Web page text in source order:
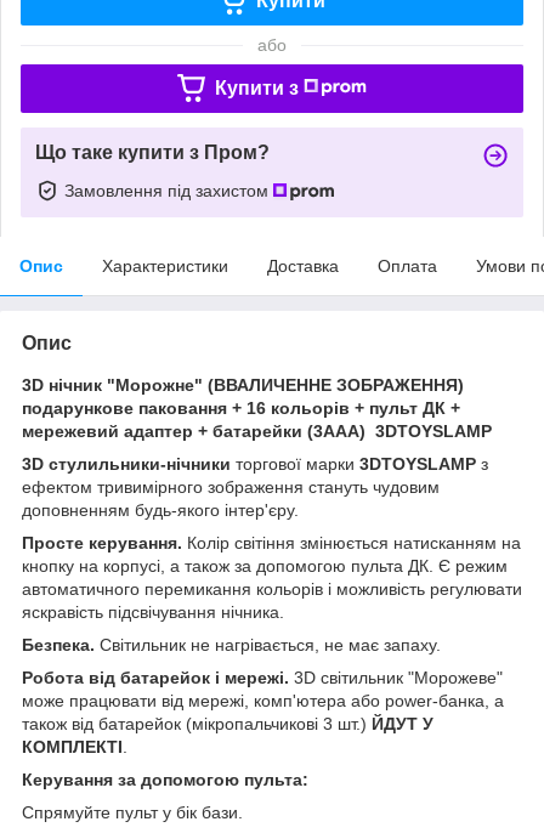
або
Купити з
Що таке купити з Пром?
Замовлення під захистом
Опис Характеристики Доставка Оплата Умови
Опис
3D нічник "Морожне" (ВВАЛИЧЕННЕ ЗОБРАЖЕННЯ)
подарункове паковання + 16 кольорів + пульт ДК +
мережевий адаптер + батарейки (3ААА) 3DTOYSLAMP
3D стулильники-нічники торгової марки 3DTOYSLAMP з
ефектом тривимірного зображення стануть чудовим
доповненням будь-якого інтер'єру.
Просте керування. Колір світіння змінюється натисканням на
кнопку на корпусі, а також за допомогою пульта ДК. Є режим
автоматичного перемикання кольорів і можливість регулювати
яскравість підсвічування нічника.
Безпека. Світильник не нагрівається, не має запаху.
Робота від батарейок і мережі. 3D світильник "Морожеве"
може працювати від мережі, комп'ютера або power-банка, а
також від батарейок (мікропальчикові 3 шт.) ЙДУТ У
КОМПЛЕКТІ
Керування за допомогою пульта:
Спрямуйте пульт у бік бази.